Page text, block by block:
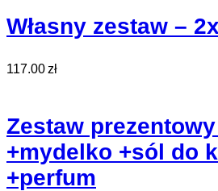
Własny zestaw –
117.00zł
Zestaw
+mydelko +sól do
+perfum